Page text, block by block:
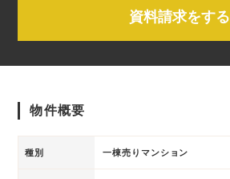
資料請求をする
物件概要
種別 一棟売りマンション